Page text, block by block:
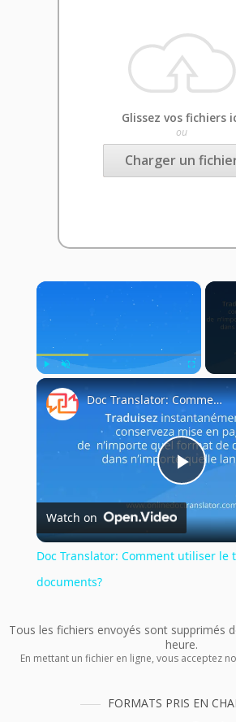
Glissez vos fichiers
ou
Charger un
×
Play Unmute Fullscreen
Play
Doc Translator: Comment utiliser le traducteur de documents?
Watch on
Doc Translator: Comment utiliser le
documents?
Tous les fichiers envoyés sont supprimés
heure.
En mettant un fichier en ligne, vous acceptez
FORMATS PRIS EN